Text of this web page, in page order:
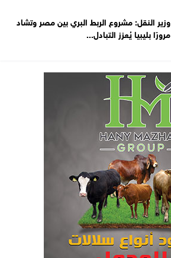
وزير النقل: مشروع الربط البري بين مصر وتشاد
مرورًا بليبيا يُعزز التبادل...